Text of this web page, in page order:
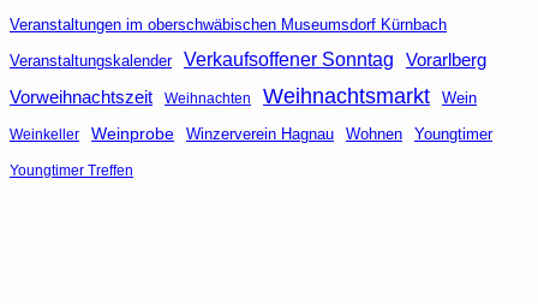
Veranstaltungen im oberschwäbischen Museumsdorf Kürnbach
Veranstaltungskalender
Verkaufsoffener Sonntag Vorarlberg
Vorweihnachtszeit Weihnachten Weihnachtsmarkt Wein
Weinkeller Weinprobe Winzerverein Hagnau Wohnen Youngtimer
Youngtimer Treffen